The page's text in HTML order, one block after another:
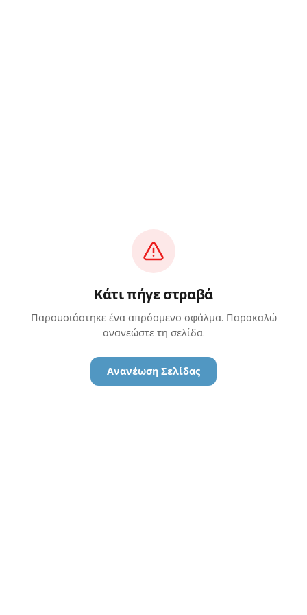
Κάτι πήγε στραβά
Παρουσιάστηκε ένα απρόσμενο σφάλμα. Παρακαλώ
ανανεώστε τη σελίδα.
Ανανέωση Σελίδας